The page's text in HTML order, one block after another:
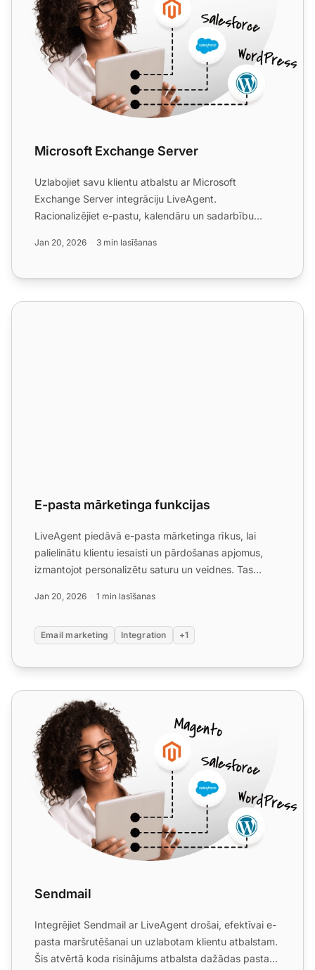
Microsoft Exchange Server
Uzlabojiet savu klientu atbalstu ar Microsoft
Exchange Server integrāciju LiveAgent.
Racionalizējiet e-pastu, kalendāru un sadarbību
Jan 20, 2026 3 min lasīšanas
E-pasta mārketinga funkcijas
E-pasta mārketinga funkcijas
LiveAgent piedāvā e-pasta mārketinga rīkus, lai
palielinātu klientu iesaisti un pārdošanas apjomus,
izmantojot personalizētu saturu un veidnes. Tas
Jan 20, 2026 1 min lasīšanas
Email marketing Integration +1
Sendmail
Sendmail
Integrējiet Sendmail ar LiveAgent drošai, efektīvai e-
pasta maršrutēšanai un uzlabotam klientu atbalstam.
Šis atvērtā koda risinājums atbalsta dažādas pasta